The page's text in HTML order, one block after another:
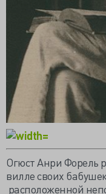
Огюст Анри Форель
вилле своих
расположенной